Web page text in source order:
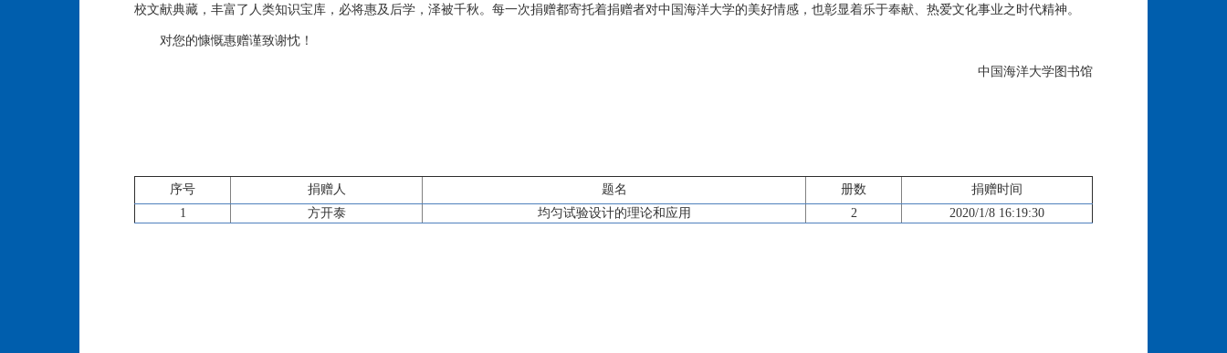
校文献典藏，丰富了人类知识宝库，必将惠及后学，泽被千秋。每一次捐赠都寄托着捐赠者对中国海洋大学的美好情感，也彰显着乐于奉献、热爱文化事业之时代精神。
对您的慷慨惠赠谨致谢忱！
中国海洋大学图书馆
序号 捐赠人 题名 册数
捐赠时间
1
方开泰 均匀试验设计的理论和应用 2 2020/1/8 16:19:30